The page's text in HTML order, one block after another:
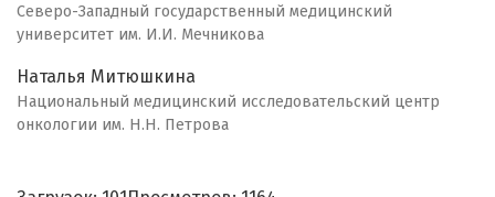
Северо-Западный государственный медицинский
университет им. И.И. Мечникова
Наталья Митюшкина
Национальный медицинский исследовательский центр
онкологии им. Н.Н. Петрова